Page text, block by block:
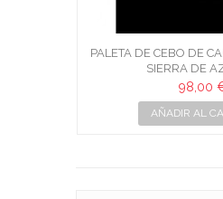
PALETA DE CEBO DE
SIERRA DE
98,00
AÑADIR AL